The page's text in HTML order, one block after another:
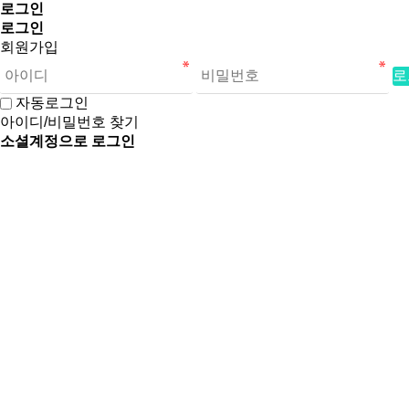
로그인
로그인
회원가입
자동로그인
아이디/비밀번호 찾기
소셜계정으로 로그인